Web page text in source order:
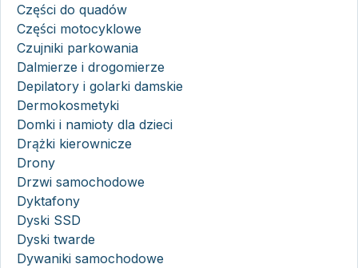
Części do quadów
Części motocyklowe
Czujniki parkowania
Dalmierze i drogomierze
Depilatory i golarki damskie
Dermokosmetyki
Domki i namioty dla dzieci
Drążki kierownicze
Drony
Drzwi samochodowe
Dyktafony
Dyski SSD
Dyski twarde
Dywaniki samochodowe